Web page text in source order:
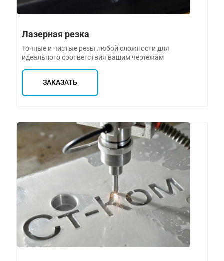
Лазерная резка
Точные и чистые резы любой сложности для
идеального соответствия вашим чертежам
ЗАКАЗАТЬ